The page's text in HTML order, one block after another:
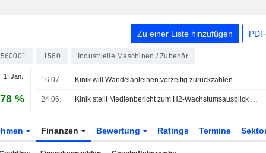
Zu einer Liste hinzufügen
1560 Industrielle Maschinen / Zubehör
1. Jan.
%
16.07. Kinik will Wandelanleihen vorzeitig zurückzahlen
24.06. Kinik stellt Medienbericht zum H2-Wachstumsausblick klar
Finanzen Bewertung Ratings Termine